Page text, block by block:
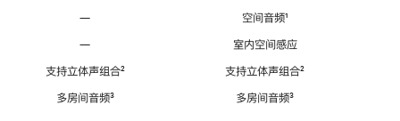
—
—
支持立体声组合脚
²
多房间音频脚
³
空间音频脚
¹
室内空间感应
支持立体声组合脚
²
多房间音频脚
³